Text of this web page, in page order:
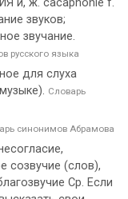
и, ж. cacaphonie f.
звуков;
звучание.
русского языка
для слуха
Словарь
синонимов Абрамова
созвучие (слов),
Ср. Если